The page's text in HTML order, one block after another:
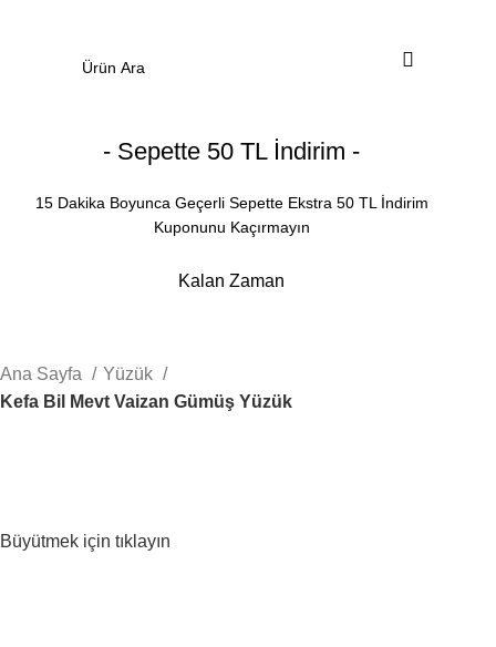
- Sepette 50 TL İndirim -
15 Dakika Boyunca Geçerli Sepette Ekstra 50 TL İndirim
Kuponunu Kaçırmayın
Kalan Zaman
Ana Sayfa
Yüzük
Kefa Bil Mevt Vaizan Gümüş Yüzük
Büyütmek için tıklayın